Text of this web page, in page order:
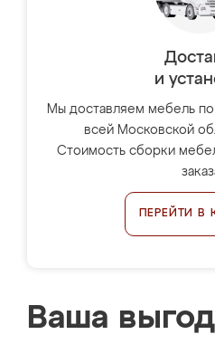
и
Мы доставляем мебель
всей Московской
Стоимость сборки
ПЕРЕЙТИ В
Ваша